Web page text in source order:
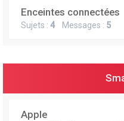
Enceintes connectées
Sujets : 4Messages : 5
Apple